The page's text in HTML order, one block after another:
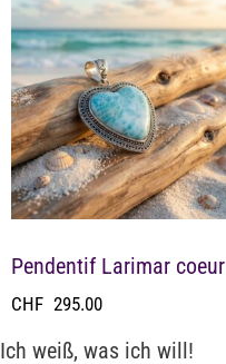
Pendentif Larimar coeur
CHF 295.00
Ich weiß, was ich will!